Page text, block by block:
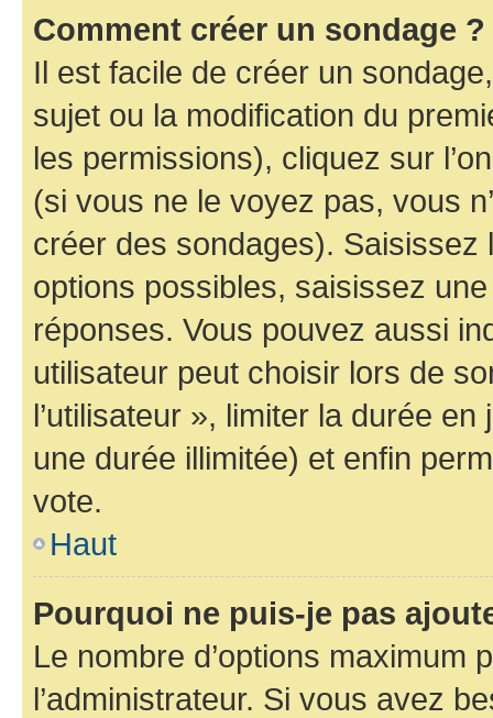
Comment créer un sondage ?
Il est facile de créer un
sujet ou la modification du
les permissions), cliquez sur
(si vous ne le voyez pas, vous
créer des sondages).
options possibles, saisissez
réponses. Vous pouvez aussi
utilisateur peut choisir lors de
l’utilisateur », limiter la durée
une durée illimitée) et enfin
vote.
Haut
Pourquoi ne puis-je pas
Le nombre d’options maximum
l’administrateur. Si vous avez